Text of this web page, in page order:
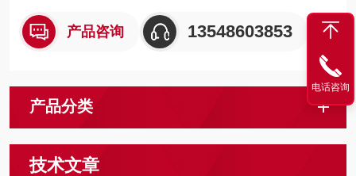
产品咨询 13548603853
产品分类
技术文章
电话咨询